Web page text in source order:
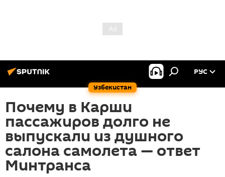
Узбекистан
РУС
Почему в Карши
пассажиров долго не
выпускали из душного
салона самолета — ответ
Минтранса